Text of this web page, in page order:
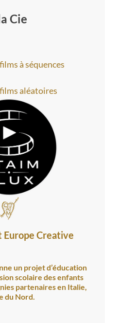
Cie
à séquences
aléatoires
Europe Creative
un projet d’éducation
scolaire des enfants
partenaires en Italie,
du Nord.